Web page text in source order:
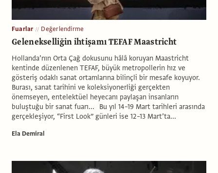
Fuarlar Değerlendirme
Gelenekselliğin ihtişamı TEFAF Maastricht
Hollanda’nın Orta Çağ dokusunu hâlâ koruyan Maastricht
kentinde düzenlenen TEFAF, büyük metropollerin hız ve
gösteriş odaklı sanat ortamlarına bilinçli bir mesafe koyuyor.
Burası, sanat tarihini ve koleksiyonerliği gerçekten
önemseyen, entelektüel heyecanı paylaşan insanların
buluştuğu bir sanat fuarı... Bu yıl 14–19 Mart tarihleri arasında
gerçekleşiyor, “First Look” günleri ise 12–13 Mart’ta...
Ela Demiral